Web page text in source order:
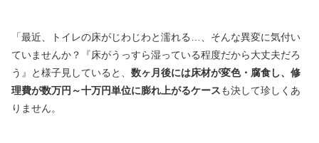
「最近、トイレの床がじわじわと濡れる…、そんな異変に気付い
ていませんか？『床がうっすら湿っている程度だから大丈夫だろ
う』と様子見していると、 数ヶ月後には床材が変色・腐食し、修
理費が数万円～十万円単位に膨れ上がるケースも決して珍しくあ
りません。